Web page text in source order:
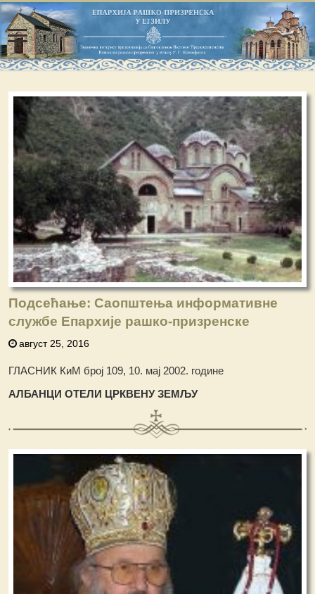
Подсећање: Саопштења информативне
службе Епархије рашко-призренске
август 25, 2016
ГЛАСНИК КиМ број 109, 10. мај 2002. године
АЛБАНЦИ ОТЕЛИ ЦРКВЕНУ ЗЕМЉУ